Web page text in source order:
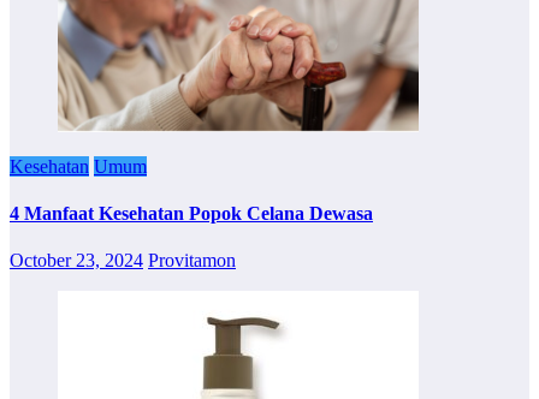
Kesehatan Umum
4 Manfaat Kesehatan Popok Celana Dewasa
October 23, 2024 Provitamon